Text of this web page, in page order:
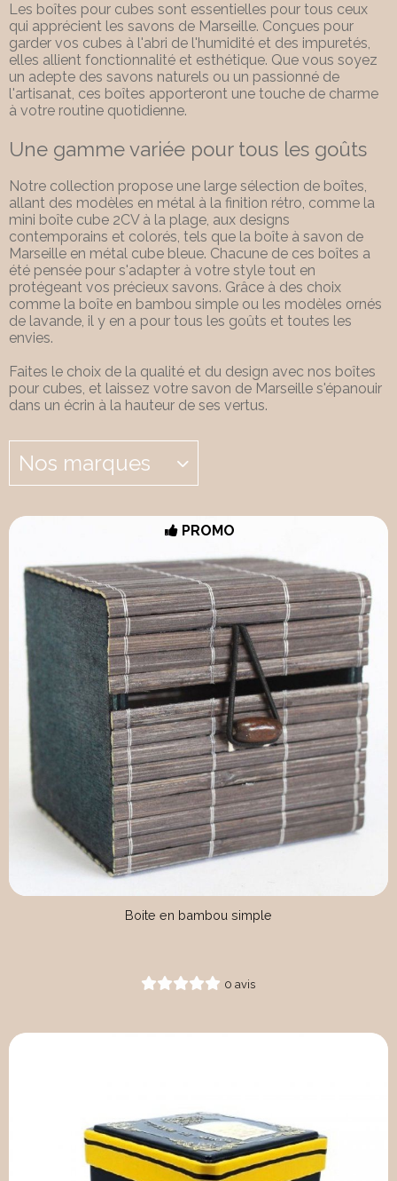
Les boîtes pour cubes sont essentielles pour tous ceux
qui apprécient les savons de Marseille. Conçues pour
garder vos cubes à l'abri de l'humidité et des impuretés,
elles allient fonctionnalité et esthétique. Que vous soyez
un adepte des savons naturels ou un passionné de
l'artisanat, ces boîtes apporteront une touche de charme
à votre routine quotidienne.
Une gamme variée pour tous les goûts
Notre collection propose une large sélection de boîtes,
allant des modèles en métal à la finition rétro, comme la
mini boîte cube 2CV à la plage, aux designs
contemporains et colorés, tels que la boîte à savon de
Marseille en métal cube bleue. Chacune de ces boîtes a
été pensée pour s'adapter à votre style tout en
protégeant vos précieux savons. Grâce à des choix
comme la boîte en bambou simple ou les modèles ornés
de lavande, il y en a pour tous les goûts et toutes les
envies.
Faites le choix de la qualité et du design avec nos boîtes
pour cubes, et laissez votre savon de Marseille s'épanouir
dans un écrin à la hauteur de ses vertus.
Nos marques
PROMO
Boite en bambou simple
0 avis